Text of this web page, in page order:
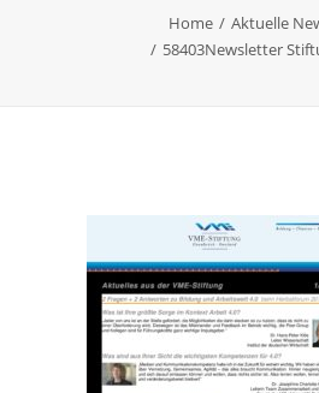
Home
Aktuelle
58403Newsletter